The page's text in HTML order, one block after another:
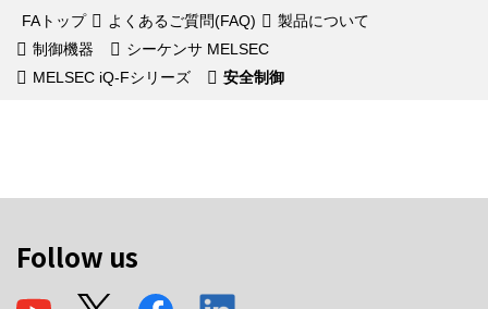
FAトップ よくあるご質問(FAQ)
製品について
制御機器
シーケンサ MELSEC
MELSEC iQ-Fシリーズ
安全制御
Follow us